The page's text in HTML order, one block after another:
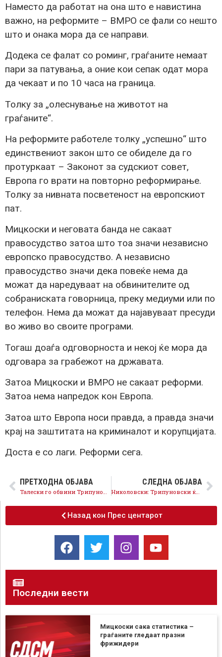
Наместо да работат на она што е навистина
важно, на реформите – ВМРО се фали со нешто
што и онака мора да се направи.
Додека се фалат со роминг, граѓаните немаат
пари за патувања, а оние кои сепак одат мора
да чекаат и по 10 часа на граница.
Толку за „олеснување на животот на
граѓаните“.
На реформите работеле толку „успешно“ што
единствениот закон што се обиделе да го
протуркаат – Законот за судскиот совет,
Европа го врати на повторно реформирање.
Толку за нивната посветеност на европскиот
пат.
Мицкоски и неговата банда не сакаат
правосудство затоа што тоа значи независно
европско правосудство. А независно
правосудство значи дека повеќе нема да
можат да наредуваат на обвинителите од
собраниската говорница, преку медиуми или по
телефон. Нема да можат да најавуваат пресуди
во живо во своите програми.
Тогаш доаѓа одговорноста и некој ќе мора да
одговара за грабежот на државата.
Затоа Мицкоски и ВМРО не сакаат реформи.
Затоа нема напредок кон Европа.
Затоа што Европа носи правда, а правда значи
крај на заштитата на криминалот и корупцијата.
Доста е со лаги. Реформи сега.
ПРЕТХОДНА ОБЈАВА
Талески го обвини Трипуновски: Вие сте синоним за корупција и криминал
СЛЕДНА ОБЈАВА
Николовски: Трипуновски ќе остане запаметен само по корупциски скандали и злоупотреби
Назад кон Прес центарот
Последни вести
Мицкоски сака статистика –
граѓаните гледаат празни
фрижидери